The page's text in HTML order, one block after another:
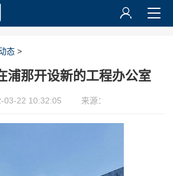
态 >
浦那开设新的工程办公室
03-22 10:32:05 来源：